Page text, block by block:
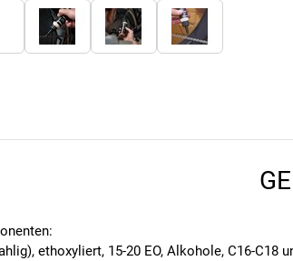
ethoxyliert, 15-20 EO, Alkohole, C16-C18